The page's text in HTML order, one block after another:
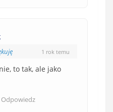
1 rok temu
to tak, ale jako
Odpowiedz